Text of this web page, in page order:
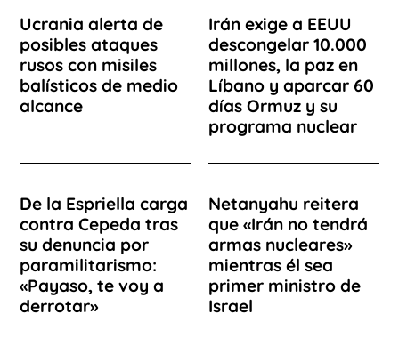
Ucrania alerta de
posibles ataques
rusos con misiles
balísticos de medio
alcance
Irán exige a EEUU
descongelar 10.000
millones, la paz en
Líbano y aparcar 60
días Ormuz y su
programa nuclear
De la Espriella carga
contra Cepeda tras
su denuncia por
paramilitarismo:
«Payaso, te voy a
derrotar»
Netanyahu reitera
que «Irán no tendrá
armas nucleares»
mientras él sea
primer ministro de
Israel